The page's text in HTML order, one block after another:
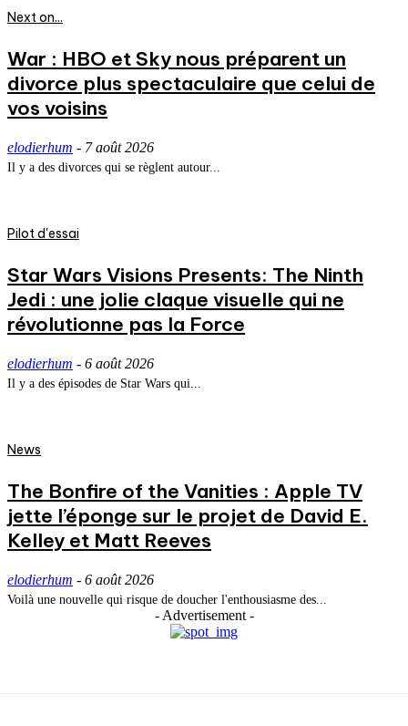
Next on...
War : HBO et Sky nous préparent un
divorce plus spectaculaire que celui de
vos voisins
elodierhum - 7 août 2026
Il y a des divorces qui se règlent autour...
Pilot d'essai
Star Wars Visions Presents: The Ninth
Jedi : une jolie claque visuelle qui ne
révolutionne pas la Force
elodierhum - 6 août 2026
Il y a des épisodes de Star Wars qui...
News
The Bonfire of the Vanities : Apple TV
jette l’éponge sur le projet de David E.
Kelley et Matt Reeves
elodierhum - 6 août 2026
Voilà une nouvelle qui risque de doucher l'enthousiasme des...
- Advertisement -